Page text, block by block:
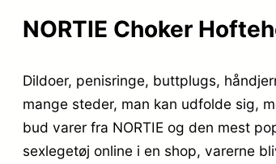
NORTIE Choker
Dildoer, penisringe, buttplugs,
mange steder, man kan udfolde sig,
bud varer fra NORTIE og den mest
sexlegetøj online i en shop, varerne